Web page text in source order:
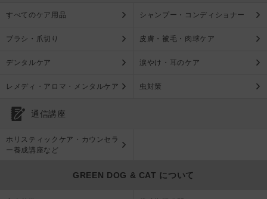
すべてのケア用品 シャンプー・コンディショナー
ブラシ・爪切り 皮膚・被毛・肉球ケア
デンタルケア 涙やけ・耳のケア
レメディ・アロマ・メンタルケア 虫対策
通信講座
ホリスティックケア・カウンセラ
ー養成講座など
GREEN DOG & CAT について